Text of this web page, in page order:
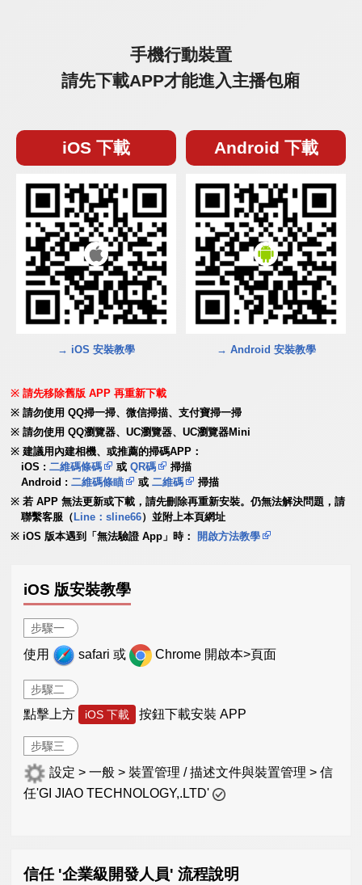
手機行動裝置
請先下載APP才能進入主播包廂
iOS 下載
→ iOS 安裝教學
Android 下載
→ Android 安裝教學
請先移除舊版 APP 再重新下載
請勿使用 QQ掃一掃、微信掃描、支付寶掃一掃
請勿使用 QQ瀏覽器、UC瀏覽器、UC瀏覽器Mini
建議用內建相機、或推薦的掃碼APP：
iOS :二維碼條碼 或QR碼
掃描
Android :二維碼條瞄 或二維碼
掃描
若 APP 無法更新或下載，請先刪除再重新安裝。仍無法解決問題，請
聯繫客服（ Line：sline66）並附上本頁網址
iOS 版本遇到「無法驗證 App」時：
開啟方法教學
iOS 版安裝教學
步驟一
使用 safari 或 Chrome 開啟本>頁面
步驟二
點擊上方 iOS 下載 按鈕下載安裝 APP
步驟三
設定 > 一般 > 裝置管理 / 描述文件與裝置管理 > 信
任'GI JIAO TECHNOLOGY,.LTD'
信任 '企業級開發人員' 流程說明